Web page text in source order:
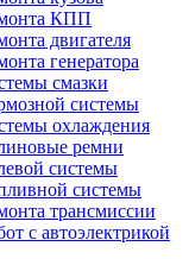
КПП
двигателя
генератора
смазки
системы
охлаждения
ремни
системы
системы
трансмиссии
с автоэлектрикой